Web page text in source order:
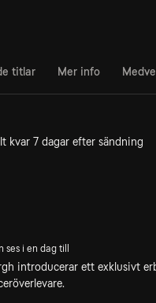
titlar Mer info
kvar 7 dagar efter sändning
ses i en dag till
introducerar ett exklusivt